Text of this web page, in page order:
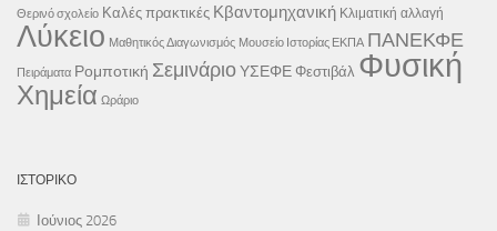
Θερινό σχολείο Καλές πρακτικές Κβαντομηχανική Κλιματική αλλαγή
Λύκειο Μαθητικός Διαγωνισμός Μουσείο Ιστορίας ΕΚΠΑ ΠΑΝΕΚΦΕ
Πειράματα Ρομποτική ΣεμινάριοΥΣΕΦΕ Φεστιβάλ Φυσική
Χημεία Ωράριο
ΙΣΤΟΡΙΚΌ
Ιούνιος 2026